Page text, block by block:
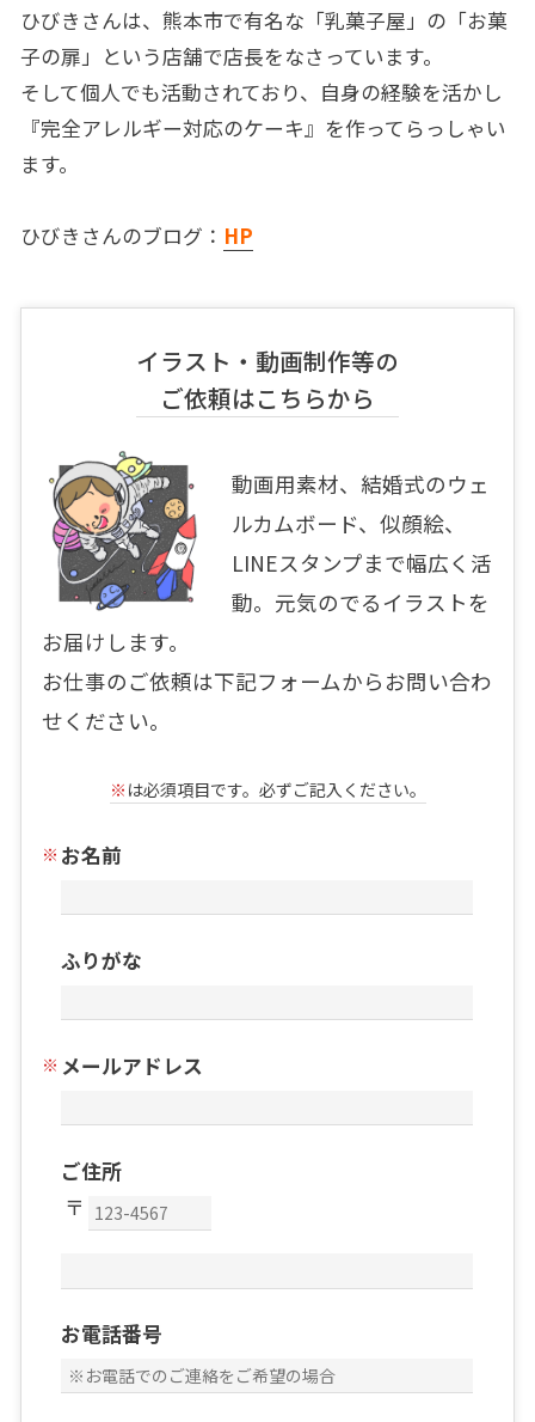
ひびきさんは、熊本市で有名な「乳菓子屋」の「お菓
子の扉」という店舗で店長をなさっています。
そして個人でも活動されており、自身の経験を活かし
『完全アレルギー対応のケーキ』を作ってらっしゃい
ます。
ひびきさんのブログ： HP
イラスト・動画制作等の
ご依頼はこちらから
動画用素材、結婚式のウェ
ルカムボード、似顔絵、
LINEスタンプまで幅広く活
動。元気のでるイラストを
お届けします。
お仕事のご依頼は下記フォームからお問い合わ
せください。
※ は必須項目です。必ずご記入ください。
お名前
ふりがな
メールアドレス
ご住所
お電話番号